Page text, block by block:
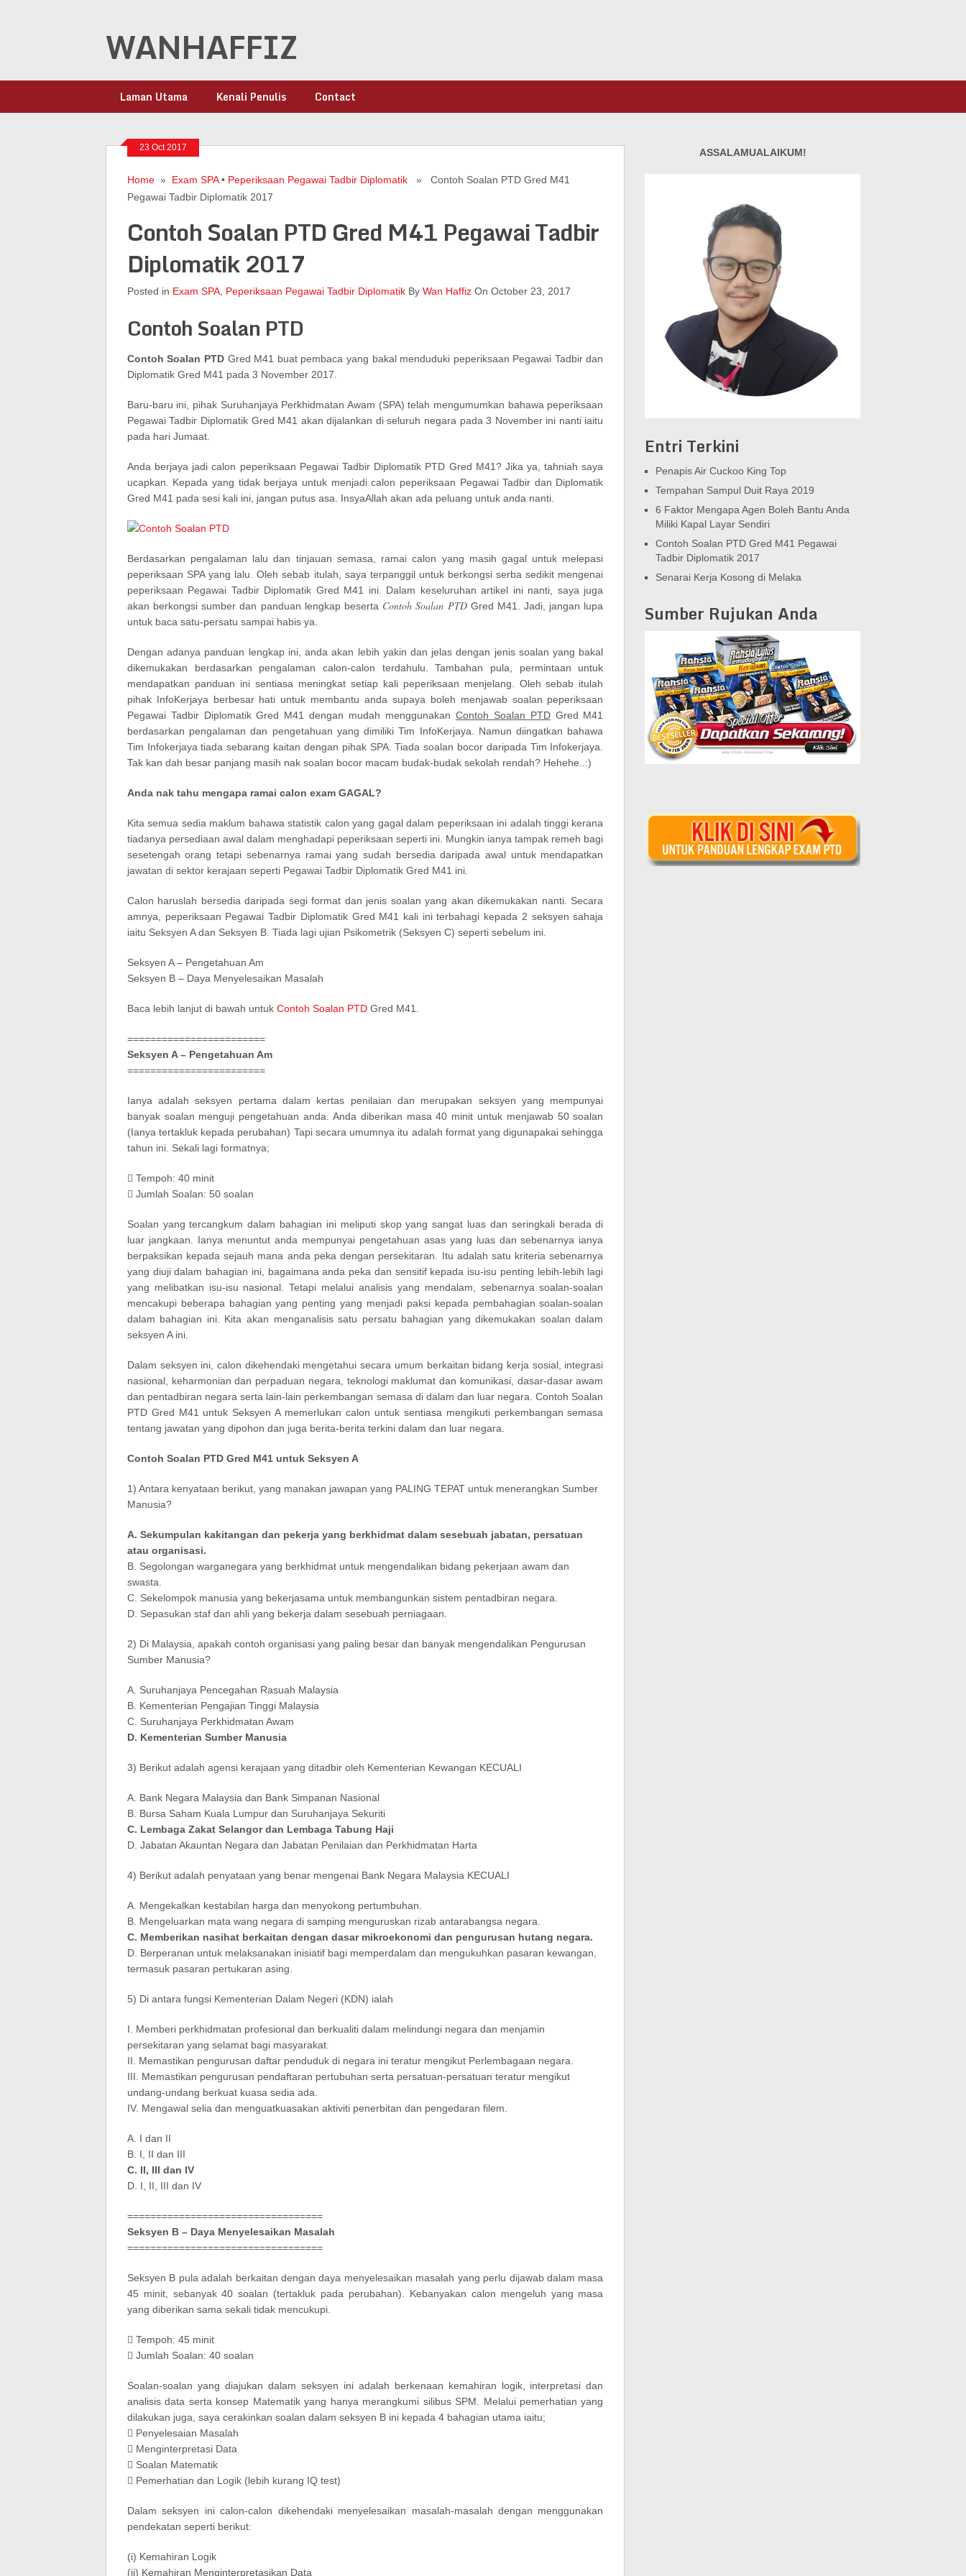
WANHAFFIZ
Laman Utama Kenali Penulis Contact
23 Oct 2017
Home» Exam SPA• Peperiksaan Pegawai Tadbir Diplomatik» Contoh Soalan PTD Gred M41
Pegawai Tadbir Diplomatik 2017
Contoh Soalan PTD Gred M41 Pegawai Tadbir
Diplomatik 2017
Posted in Exam SPA, Peperiksaan Pegawai Tadbir DiplomatikBy Wan HaffizOn October 23, 2017
Contoh Soalan PTD
Contoh Soalan PTDGred M41 buat pembaca yang bakal menduduki peperiksaan Pegawai Tadbir dan
Diplomatik Gred M41 pada 3 November 2017.
Baru-baru ini, pihak Suruhanjaya Perkhidmatan Awam (SPA) telah mengumumkan bahawa peperiksaan
Pegawai Tadbir Diplomatik Gred M41 akan dijalankan di seluruh negara pada 3 November ini nanti iaitu
pada hari Jumaat.
Anda berjaya jadi calon peperiksaan Pegawai Tadbir Diplomatik PTD Gred M41? Jika ya, tahniah saya
ucapkan. Kepada yang tidak berjaya untuk menjadi calon peperiksaan Pegawai Tadbir dan Diplomatik
Gred M41 pada sesi kali ini, jangan putus asa. InsyaAllah akan ada peluang untuk anda nanti.
Berdasarkan pengalaman lalu dan tinjauan semasa, ramai calon yang masih gagal untuk melepasi
peperiksaan SPA yang lalu. Oleh sebab itulah, saya terpanggil untuk berkongsi serba sedikit mengenai
peperiksaan Pegawai Tadbir Diplomatik Gred M41 ini. Dalam keseluruhan artikel ini nanti, saya juga
akan berkongsi sumber dan panduan lengkap beserta Contoh Soalan PTDGred M41. Jadi, jangan lupa
untuk baca satu-persatu sampai habis ya.
Dengan adanya panduan lengkap ini, anda akan lebih yakin dan jelas dengan jenis soalan yang bakal
dikemukakan berdasarkan pengalaman calon-calon terdahulu. Tambahan pula, permintaan untuk
mendapatkan panduan ini sentiasa meningkat setiap kali peperiksaan menjelang. Oleh sebab itulah
pihak InfoKerjaya berbesar hati untuk membantu anda supaya boleh menjawab soalan peperiksaan
Pegawai Tadbir Diplomatik Gred M41 dengan mudah menggunakan Contoh Soalan PTDGred M41
berdasarkan pengalaman dan pengetahuan yang dimiliki Tim InfoKerjaya. Namun diingatkan bahawa
Tim Infokerjaya tiada sebarang kaitan dengan pihak SPA. Tiada soalan bocor daripada Tim Infokerjaya.
Tak kan dah besar panjang masih nak soalan bocor macam budak-budak sekolah rendah? Hehehe..:)
Anda nak tahu mengapa ramai calon exam GAGAL?
Kita semua sedia maklum bahawa statistik calon yang gagal dalam peperiksaan ini adalah tinggi kerana
tiadanya persediaan awal dalam menghadapi peperiksaan seperti ini. Mungkin ianya tampak remeh bagi
sesetengah orang tetapi sebenarnya ramai yang sudah bersedia daripada awal untuk mendapatkan
jawatan di sektor kerajaan seperti Pegawai Tadbir Diplomatik Gred M41 ini.
Calon haruslah bersedia daripada segi format dan jenis soalan yang akan dikemukakan nanti. Secara
amnya, peperiksaan Pegawai Tadbir Diplomatik Gred M41 kali ini terbahagi kepada 2 seksyen sahaja
iaitu Seksyen A dan Seksyen B. Tiada lagi ujian Psikometrik (Seksyen C) seperti sebelum ini.
Seksyen A – Pengetahuan Am
Seksyen B – Daya Menyelesaikan Masalah
Baca lebih lanjut di bawah untuk Contoh Soalan PTDGred M41.
========================
Seksyen A – Pengetahuan Am
========================
Ianya adalah seksyen pertama dalam kertas penilaian dan merupakan seksyen yang mempunyai
banyak soalan menguji pengetahuan anda. Anda diberikan masa 40 minit untuk menjawab 50 soalan
(Ianya tertakluk kepada perubahan) Tapi secara umumnya itu adalah format yang digunapakai sehingga
tahun ini. Sekali lagi formatnya;
 Tempoh: 40 minit
 Jumlah Soalan: 50 soalan
Soalan yang tercangkum dalam bahagian ini meliputi skop yang sangat luas dan seringkali berada di
luar jangkaan. Ianya menuntut anda mempunyai pengetahuan asas yang luas dan sebenarnya ianya
berpaksikan kepada sejauh mana anda peka dengan persekitaran. Itu adalah satu kriteria sebenarnya
yang diuji dalam bahagian ini, bagaimana anda peka dan sensitif kepada isu-isu penting lebih-lebih lagi
yang melibatkan isu-isu nasional. Tetapi melalui analisis yang mendalam, sebenarnya soalan-soalan
mencakupi beberapa bahagian yang penting yang menjadi paksi kepada pembahagian soalan-soalan
dalam bahagian ini. Kita akan menganalisis satu persatu bahagian yang dikemukakan soalan dalam
seksyen A ini.
Dalam seksyen ini, calon dikehendaki mengetahui secara umum berkaitan bidang kerja sosial, integrasi
nasional, keharmonian dan perpaduan negara, teknologi maklumat dan komunikasi, dasar-dasar awam
dan pentadbiran negara serta lain-lain perkembangan semasa di dalam dan luar negara. Contoh Soalan
PTD Gred M41 untuk Seksyen A memerlukan calon untuk sentiasa mengikuti perkembangan semasa
tentang jawatan yang dipohon dan juga berita-berita terkini dalam dan luar negara.
Contoh Soalan PTD Gred M41 untuk Seksyen A
1) Antara kenyataan berikut, yang manakan jawapan yang PALING TEPAT untuk menerangkan Sumber
Manusia?
A. Sekumpulan kakitangan dan pekerja yang berkhidmat dalam sesebuah jabatan, persatuan
atau organisasi.
B. Segolongan warganegara yang berkhidmat untuk mengendalikan bidang pekerjaan awam dan
swasta.
C. Sekelompok manusia yang bekerjasama untuk membangunkan sistem pentadbiran negara.
D. Sepasukan staf dan ahli yang bekerja dalam sesebuah perniagaan.
2) Di Malaysia, apakah contoh organisasi yang paling besar dan banyak mengendalikan Pengurusan
Sumber Manusia?
A. Suruhanjaya Pencegahan Rasuah Malaysia
B. Kementerian Pengajian Tinggi Malaysia
C. Suruhanjaya Perkhidmatan Awam
D. Kementerian Sumber Manusia
3) Berikut adalah agensi kerajaan yang ditadbir oleh Kementerian Kewangan KECUALI
A. Bank Negara Malaysia dan Bank Simpanan Nasional
B. Bursa Saham Kuala Lumpur dan Suruhanjaya Sekuriti
C. Lembaga Zakat Selangor dan Lembaga Tabung Haji
D. Jabatan Akauntan Negara dan Jabatan Penilaian dan Perkhidmatan Harta
4) Berikut adalah penyataan yang benar mengenai Bank Negara Malaysia KECUALI
A. Mengekalkan kestabilan harga dan menyokong pertumbuhan.
B. Mengeluarkan mata wang negara di samping menguruskan rizab antarabangsa negara.
C. Memberikan nasihat berkaitan dengan dasar mikroekonomi dan pengurusan hutang negara.
D. Berperanan untuk melaksanakan inisiatif bagi memperdalam dan mengukuhkan pasaran kewangan,
termasuk pasaran pertukaran asing.
5) Di antara fungsi Kementerian Dalam Negeri (KDN) ialah
I. Memberi perkhidmatan profesional dan berkualiti dalam melindungi negara dan menjamin
persekitaran yang selamat bagi masyarakat.
II. Memastikan pengurusan daftar penduduk di negara ini teratur mengikut Perlembagaan negara.
III. Memastikan pengurusan pendaftaran pertubuhan serta persatuan-persatuan teratur mengikut
undang-undang berkuat kuasa sedia ada.
IV. Mengawal selia dan menguatkuasakan aktiviti penerbitan dan pengedaran filem.
A. I dan II
B. I, II dan III
C. II, III dan IV
D. I, II, III dan IV
==================================
Seksyen B – Daya Menyelesaikan Masalah
==================================
Seksyen B pula adalah berkaitan dengan daya menyelesaikan masalah yang perlu dijawab dalam masa
45 minit, sebanyak 40 soalan (tertakluk pada perubahan). Kebanyakan calon mengeluh yang masa
yang diberikan sama sekali tidak mencukupi.
 Tempoh: 45 minit
 Jumlah Soalan: 40 soalan
Soalan-soalan yang diajukan dalam seksyen ini adalah berkenaan kemahiran logik, interpretasi dan
analisis data serta konsep Matematik yang hanya merangkumi silibus SPM. Melalui pemerhatian yang
dilakukan juga, saya cerakinkan soalan dalam seksyen B ini kepada 4 bahagian utama iaitu;
 Penyelesaian Masalah
 Menginterpretasi Data
 Soalan Matematik
 Pemerhatian dan Logik (lebih kurang IQ test)
Dalam seksyen ini calon-calon dikehendaki menyelesaikan masalah-masalah dengan menggunakan
pendekatan seperti berikut:
(i) Kemahiran Logik
(ii) Kemahiran Menginterpretasikan Data
ASSALAMUALAIKUM!
Entri Terkini
Penapis Air Cuckoo King Top
Tempahan Sampul Duit Raya 2019
6 Faktor Mengapa Agen Boleh Bantu Anda
Miliki Kapal Layar Sendiri
Contoh Soalan PTD Gred M41 Pegawai
Tadbir Diplomatik 2017
Senarai Kerja Kosong di Melaka
Sumber Rujukan Anda